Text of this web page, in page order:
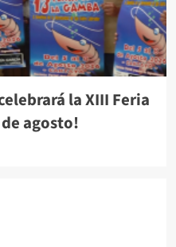
la XIII Feria
agosto!